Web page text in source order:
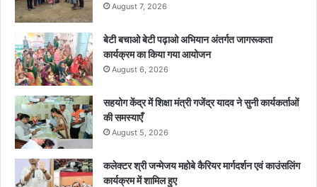
August 7, 2026
बेटी बचाओ बेटी पढ़ाओ अभियान अंतर्गत जागरूकता
कार्यक्रम का किया गया आयोजन
August 6, 2026
सहयोग केंद्र में शिक्षा मंत्री गजेंद्र यादव ने सुनी कार्यकर्ताओं
की समस्याएँ
August 5, 2026
कलेक्टर श्री जन्मेजय महोबे कैरियर मार्गदर्शन एवं काउंसलिंग
कार्यक्रम में शामिल हुए